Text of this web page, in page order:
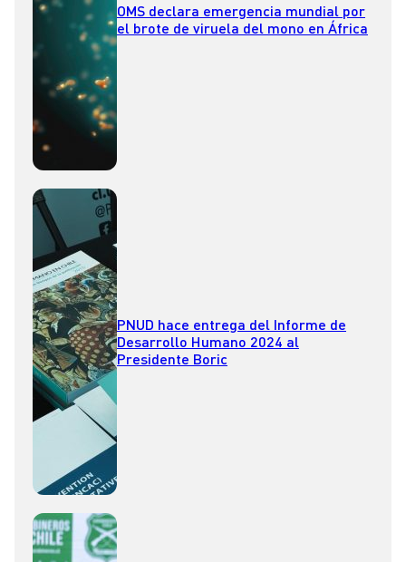
OMS declara emergencia mundial por
el brote de viruela del mono en África
PNUD hace entrega del Informe de
Desarrollo Humano 2024 al
Presidente Boric